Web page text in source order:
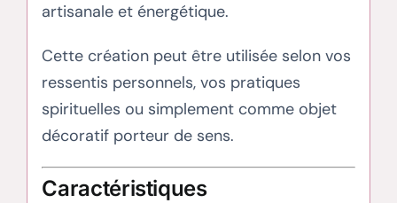
artisanale et énergétique.
Cette création peut être utilisée selon vos
ressentis personnels, vos pratiques
spirituelles ou simplement comme objet
décoratif porteur de sens.
Caractéristiques